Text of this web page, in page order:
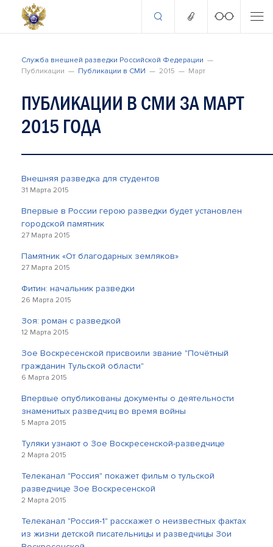
Служба внешней разведки Российской Федерации
Публикации
Публикации в СМИ 2015 Март
ПУБЛИКАЦИИ В СМИ ЗА МАРТ
2015 ГОДА
Внешняя разведка для студентов
31 Марта 2015
Впервые в России герою разведки будет установлен
городской памятник
27 Марта 2015
Памятник «От благодарных земляков»
27 Марта 2015
Фитин: начальник разведки
26 Марта 2015
Зоя: роман с разведкой
12 Марта 2015
Зое Воскресенской присвоили звание "Почётный
гражданин Тульской области"
6 Марта 2015
Впервые опубликованы документы о деятельности
знаменитых разведчиц во время войны
5 Марта 2015
Туляки узнают о Зое Воскресенской-разведчице
2 Марта 2015
Телеканал "Россия" покажет фильм о тульской
разведчице Зое Воскресенской
2 Марта 2015
Телеканал "Россия-1" расскажет о неизвестных фактах
из жизни детской писательницы и разведчицы Зои